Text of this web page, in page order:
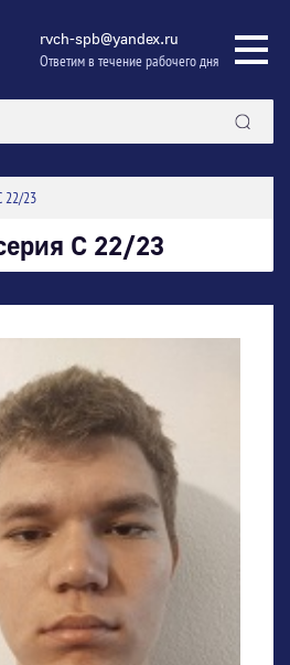
rvch-spb@yandex.ru
Ответим в течение рабочего дня
22/23
С 22/23